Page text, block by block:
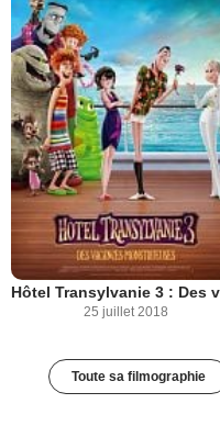
25 juillet 2018
Toute sa filmographie